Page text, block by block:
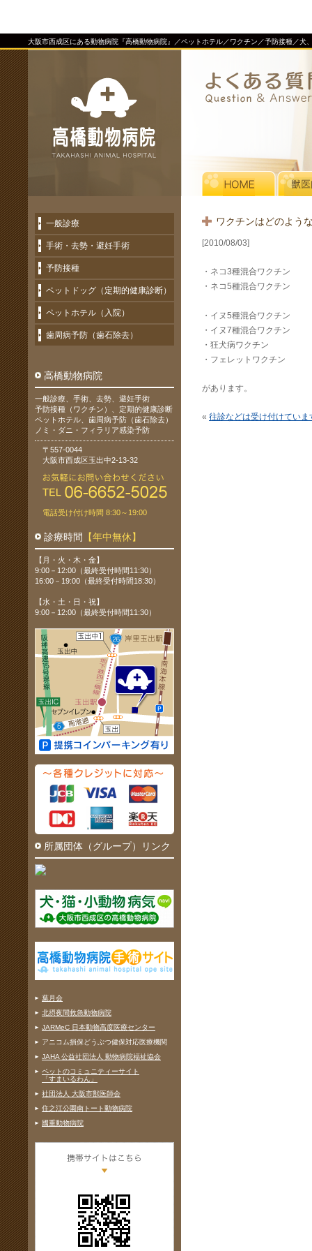
大阪市西成区にある動物病院『高橋動物病院』／ペットホテル／ワクチン／予防接種／犬
ワクチンはどのよう
[2010/08/03]
・ネコ3種混合ワクチン
・ネコ5種混合ワクチン
・イヌ5種混合ワクチン
・イヌ7種混合ワクチン
・狂犬病ワクチン
・フェレットワクチン
があります。
« 往診などは受け付けてい
一般診療
手術・去勢・避妊手術
予防接種
ペットドッグ（定期的健康診断）
ペットホテル（入院）
歯周病予防（歯石除去）
高橋動物病院
一般診療、手術、去勢、避妊手術
予防接種（ワクチン）、定期的健康診断
ペットホテル、歯周病予防（歯石除去）
ノミ・ダニ・フィラリア感染予防
〒557-0044
大阪市西成区玉出中2-13-32
電話受け付け時間 8:30～19:00
診療時間 【年中無休】
【月・火・木・金】
9:00－12:00（最終受付時間11:30）
16:00－19:00（最終受付時間18:30）
【水・土・日・祝】
9:00－12:00（最終受付時間11:30）
所属団体（グループ）リンク
葉月会
北摂夜間救急動物病院
JARMeC 日本動物高度医療センター
アニコム損保どうぶつ健保対応医療機関
JAHA 公益社団法人 動物病院福祉協会
ペットのコミュニティーサイト
「すまいるわん」
社団法人 大阪市獣医師会
住之江公園南トート動物病院
國重動物病院